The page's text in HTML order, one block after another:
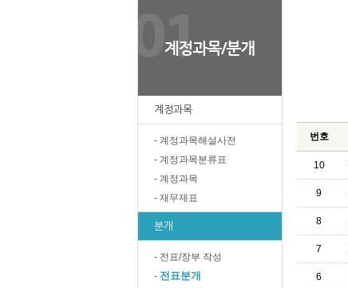
계정과목
- 계정과목해설사전
- 계정과목분류표
- 계정과목
- 재무제표
분개
- 전표/장부 작성
- 전표분개
번호
10
9
8
7
6